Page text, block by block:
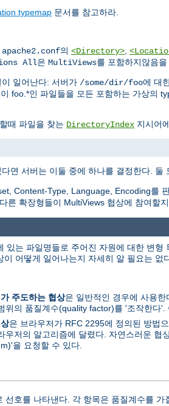
typemap 문서를 참고하라.
apache2.conf의 <Directory>,
All은 MultiViews를 포함하지않음
일어난다: 서버가 /some/dir/foo에 대
foo.*인 파일들을 모든 포함하는 가상의
때 파일을 찾는 DirectoryIndex 지시어
면 서버는 이둘 중에 하나를 결정한다. 둘
Content-Type, Language, Encoding를
른 확장형들이 MultiViews 협상에 참여할
있는 파일명들로 주어진 자원에 대한 변
어떻게 일어나는지 자세히 알 필요는 없
주도하는 협상은 일반적인 경우에 사용
위의 품질계수(quality factor)를 '조작한다
은 브라우저가 RFC 2295에 정의된 방법
우저의 알고리즘에 달렸다. 자연스러운
을 요청할 수 있다.
선호를 나타낸다. 각 항목은 품질계수를